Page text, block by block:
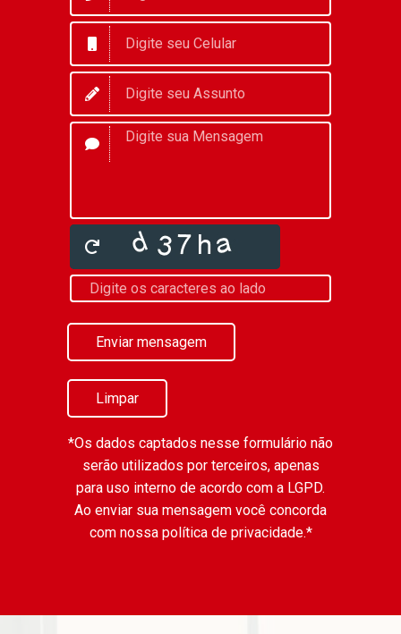
Enviar mensagem
Limpar
*Os dados captados nesse formulário não
serão utilizados por terceiros, apenas
para uso interno de acordo com a LGPD.
Ao enviar sua mensagem você concorda
com nossa política de privacidade.*